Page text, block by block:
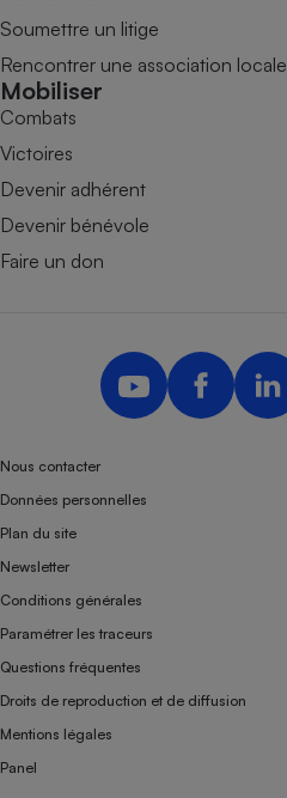
Soumettre un litige
Rencontrer une association locale
Mobiliser
Combats
Victoires
Devenir adhérent
Devenir bénévole
Faire un don
Nous contacter
Données personnelles
Plan du site
Newsletter
Conditions générales
Paramétrer les traceurs
Questions fréquentes
Droits de reproduction et de diffusion
Mentions légales
Panel